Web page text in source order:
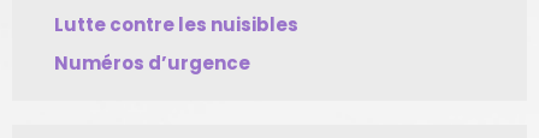
Lutte contre les nuisibles
Numéros d’urgence